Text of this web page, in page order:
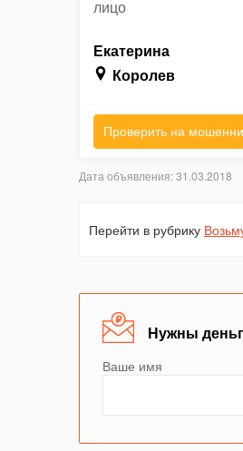
лицо
Екатерина
Королев
Проверить на
Дата объявления: 31.03.2018
Перейти в рубрику
Нужны
Ваше имя